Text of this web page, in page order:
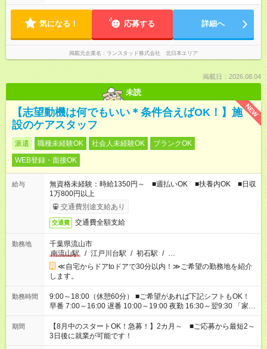
気になる！ 応募する 詳細へ
掲載元企業名 ランスタッド株式会社 北日本エリア
掲載日：2026.08.04
未読
NEW
【志望動機は何でもいい＊条件合えばOK！】施
設のケアスタッフ
派遣 職種未経験OK 社会人未経験OK
ブランクOK
WEB登録・面接OK
給与
無資格未経験：時給1350円～ ■週払いOK ■扶養内OK ■日収
1万800円以上
交通費別途支給あり
交通費 交通費全額支給
勤務地
千葉県流山市
南流山駅
/ 江戸川台駅 / 初石駅 / …
≪自宅からドアtoドアで30分以内！≫ご希望の勤務地を紹介
します。
勤務時間
9:00～18:00（休憩60分） ■ご希望があれば下記シフトもOK！
早番 7:00～16:00 遅番 10:00～19:00 夜勤 16:30～翌9:30 「家族
と休みを合わせたい」 「余裕を持って夕飯の準備がしたい」
「できれば残業はしたくない」 など、ご希望を教えてください
ね。 ※Wワーク希望の方へ 今ご覧のお仕事で希望する勤務時間
と、もう1つのお仕事の勤務時間。 合計で週40時間を超える場
期間
【8月中のスタートOK！急募！】2カ月～ ■ご応募から最短2～
3日後に就業が可能です！